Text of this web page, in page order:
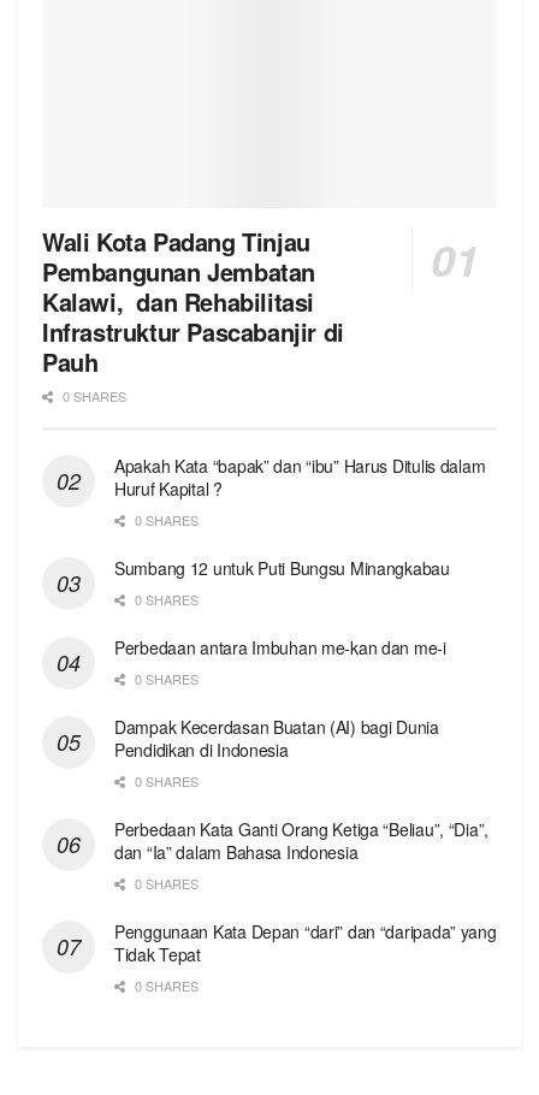
Wali Kota Padang Tinjau
Pembangunan Jembatan
Kalawi, dan Rehabilitasi
Infrastruktur Pascabanjir di
Pauh
0 SHARES
Apakah Kata “bapak” dan “ibu” Harus Ditulis dalam
Huruf Kapital ?
0 SHARES
Sumbang 12 untuk Puti Bungsu Minangkabau
0 SHARES
Perbedaan antara Imbuhan me-kan dan me-i
0 SHARES
Dampak Kecerdasan Buatan (AI) bagi Dunia
Pendidikan di Indonesia
0 SHARES
Perbedaan Kata Ganti Orang Ketiga “Beliau”, “Dia”,
dan “Ia” dalam Bahasa Indonesia
0 SHARES
Penggunaan Kata Depan “dari” dan “daripada” yang
Tidak Tepat
0 SHARES